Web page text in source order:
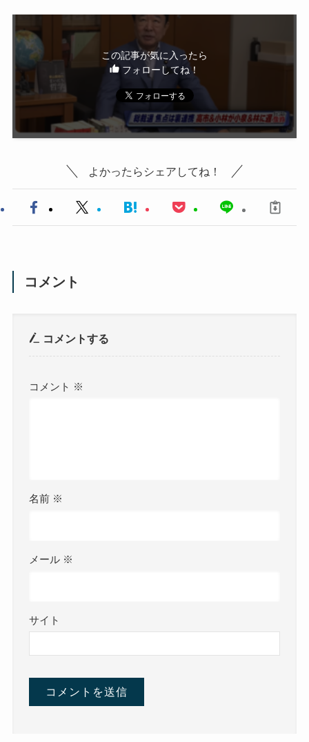
この記事が気に入ったら
フォローしてね！
よかったらシェアしてね！
コメント
コメントする
コメント ※
名前 ※
メール ※
サイト